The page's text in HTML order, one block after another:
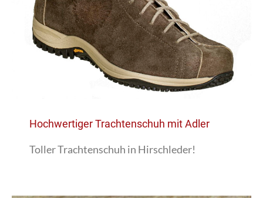
Hochwertiger Trachtenschuh mit Adler
Toller Trachtenschuh in Hirschleder!